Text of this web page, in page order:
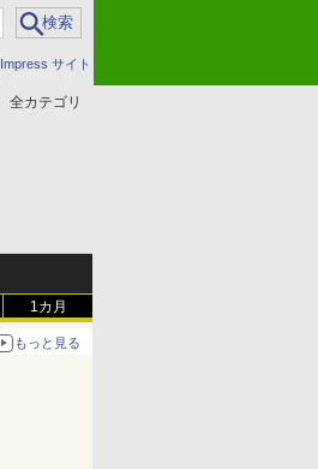
Impress サイト
全カテゴリ
1カ月
もっと見る